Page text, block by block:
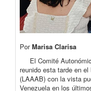
PorMarisa Clarisa
El Comité
reunido esta tarde en
(LAAAB) con la vista
Venezuela en los